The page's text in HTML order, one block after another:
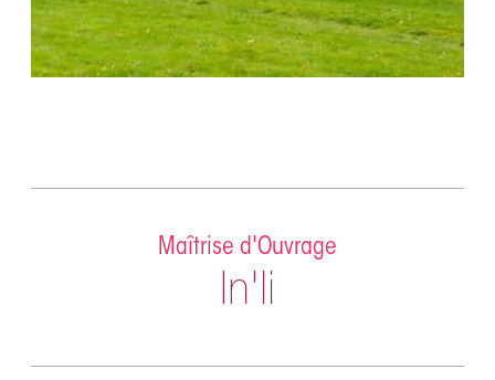
Maîtrise d'Ouvrage
In'li